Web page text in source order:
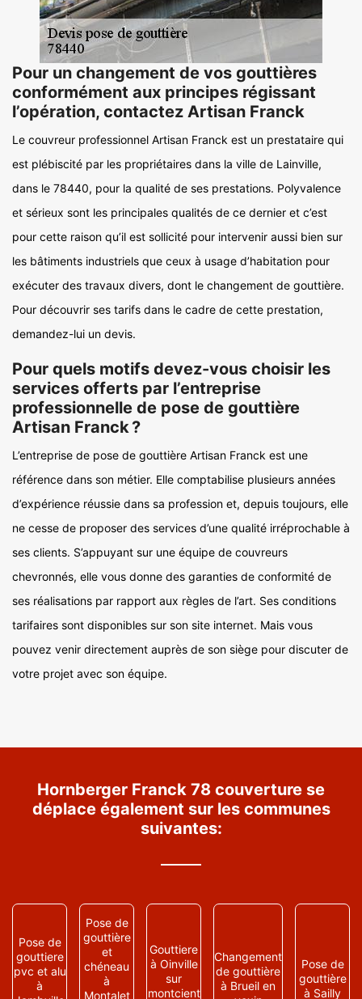
Pour un changement de vos gouttières
conformément aux principes régissant
l’opération, contactez Artisan Franck
Le couvreur professionnel Artisan Franck est un prestataire qui
est plébiscité par les propriétaires dans la ville de Lainville,
dans le 78440, pour la qualité de ses prestations. Polyvalence
et sérieux sont les principales qualités de ce dernier et c’est
pour cette raison qu’il est sollicité pour intervenir aussi bien sur
les bâtiments industriels que ceux à usage d’habitation pour
exécuter des travaux divers, dont le changement de gouttière.
Pour découvrir ses tarifs dans le cadre de cette prestation,
demandez-lui un devis.
Pour quels motifs devez-vous choisir les
services offerts par l’entreprise
professionnelle de pose de gouttière
Artisan Franck ?
L’entreprise de pose de gouttière Artisan Franck est une
référence dans son métier. Elle comptabilise plusieurs années
d’expérience réussie dans sa profession et, depuis toujours, elle
ne cesse de proposer des services d’une qualité irréprochable à
ses clients. S’appuyant sur une équipe de couvreurs
chevronnés, elle vous donne des garanties de conformité de
ses réalisations par rapport aux règles de l’art. Ses conditions
tarifaires sont disponibles sur son site internet. Mais vous
pouvez venir directement auprès de son siège pour discuter de
votre projet avec son équipe.
Hornberger Franck 78 couverture se
déplace également sur les communes
suivantes:
Pose de
gouttiere
pvc et alu
à
Pose de
gouttière
et
chéneau
à
Montalet
Gouttiere
à Oinville
sur
montcient
Changement
de gouttière
à Brueil en
Pose de
gouttière
à Sailly